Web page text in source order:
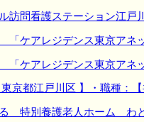
問看護ステーション江戸
ケアレジデンス東京アネ
ケアレジデンス東京アネ
京都江戸川区 】・職種：
特別養護老人ホーム わと